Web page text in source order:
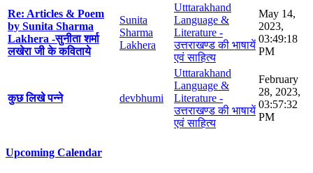
Re: Articles & Poem
by Sunita Sharma
Lakhera -सुनीता शर्मा
लखेरा जी के कविताये
Sunita
Sharma
Lakhera
Utttarakhand
Language &
Literature -
उत्तराखण्ड की भाषायें
एवं साहित्य
May 14,
2023,
03:49:18
PM
कुछ लिखे पन्ने devbhumi
Utttarakhand
Language &
Literature -
उत्तराखण्ड की भाषायें
एवं साहित्य
February
28, 2023,
03:57:32
PM
Upcoming Calendar